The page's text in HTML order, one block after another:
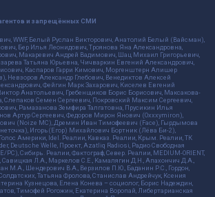
и запрещённых СМИ
WWF, Белый Руслан Викторович, Анатолий Белый (Вайсман),
Бер Илья Леонидович, Троянова Яна Александровна,
Макаревич Андрей Вадимович, Шац Михаил Григорьевич,
Татьяна Юрьевна, Чичваркин Евгений Александрович,
Каспаров Гарри Кимович, Моргенштерн Алишер
Невзоров Александр Глебович, Венедиктов Алексей
Фейгин Марк Захарович, Киселев Евгений
Анатольевич, Гребенщиков Борис Борисович, Максакова-
Слепаков Семен Сергеевич, Покровский Максим Сергеевич,
Рамазанова Земфира Талгатовна, Прусикин Илья
Артур Сергеевич, Федоров Мирон Янович (Oxxxymiron),
(Noize MC), Дремин Иван Тимофеевич (Face), Гырдымова
Игорь(Егор) Михайлович Бортник (Лёва Би-2),
Америки, Idel. Реалии, Кавказ. Реалии, Крым. Реалии, ТК
Deutsche Welle, Проект, Azatliq Radiosi, Радио Свободная
PC), Сибирь. Реалии, Фактограф, Север. Реалии, MEDIUM-ORIENT,
Л.А., Маркелов С.Е., Камалягин Д.Н., Апахончич Д.А.,
М.А., Шендерович В.А., Верзилов П.Ю., Баданин Р.С., Гордон,
Татьяна Фролова, Станислав Андрейчук, Ксения
Кузнецова, Елена Конева – социолог, Борис Надеждин,
Тимофей Рогожин, Екатерина Воропай, Либертарианская